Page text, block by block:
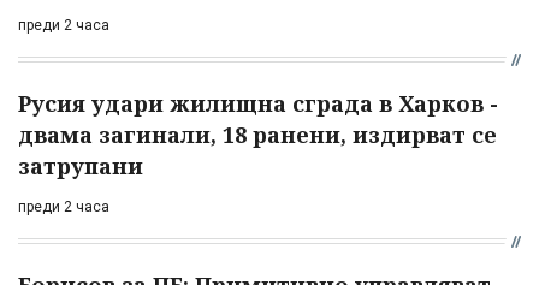
преди 2 часа
Русия удари жилищна сграда в Харков -
двама загинали, 18 ранени, издирват се
затрупани
преди 2 часа